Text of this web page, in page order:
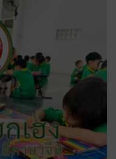
เฮง
มีภาษาจีน